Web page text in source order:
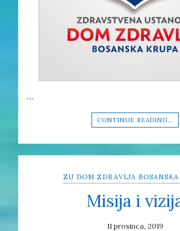
…
CONTINUE READING…
ZU DOM ZDRAVLJA BOSANSKA
Misija i
11 prosinca, 2019